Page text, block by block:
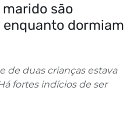
são
dormiam
de duas crianças estava
fortes indícios de ser